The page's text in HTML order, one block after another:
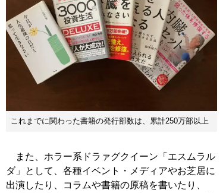
これまでに関わった書籍の発行部数は、累計250万部以上
また、ホラー系ドラァグクイーン「エスムラル
ダ」として、各種イベント・メディアやお芝居に
出演したり、コラムや書籍の原稿を書いたり、